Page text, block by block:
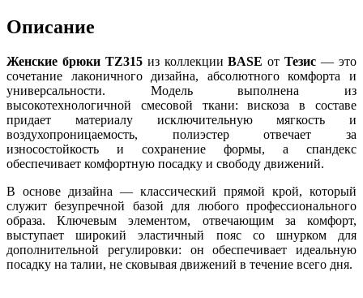
Описание
Женские брюки TZ315из коллекцииBASE отТезис — это
сочетание лаконичного дизайна, абсолютного комфорта и
универсальности. Модель выполнена из
высокотехнологичной смесовой ткани: вискоза в составе
придает материалу исключительную мягкость и
воздухопроницаемость, полиэстер отвечает за
износостойкость и сохранение формы, а спандекс
обеспечивает комфортную посадку и свободу движений.
В основе дизайна — классический прямой крой, который
служит безупречной базой для любого профессионального
образа. Ключевым элементом, отвечающим за комфорт,
выступает широкий эластичный пояс со шнурком для
дополнительной регулировки: он обеспечивает идеальную
посадку на талии, не сковывая движений в течение всего дня.